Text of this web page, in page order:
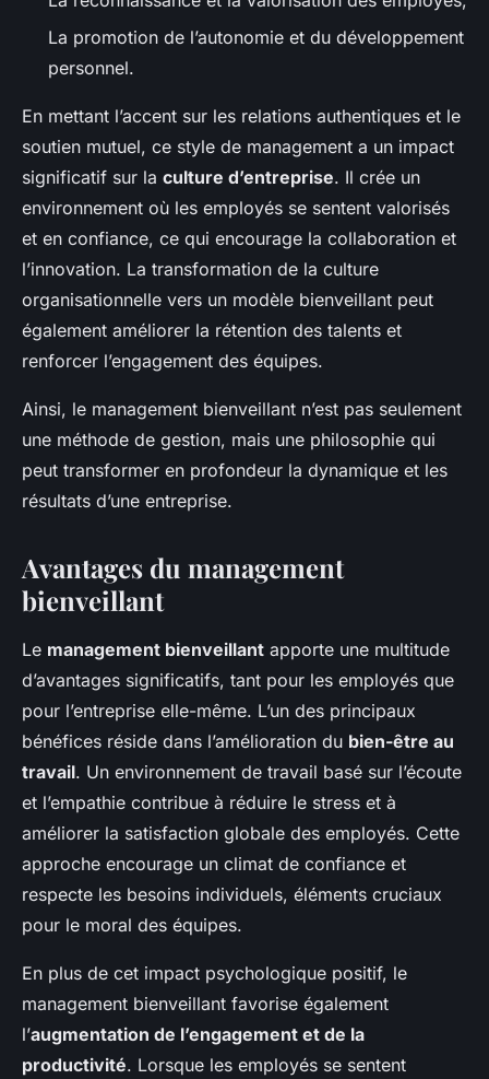
La promotion de l’autonomie et du développement
personnel.
En mettant l’accent sur les relations authentiques et le
soutien mutuel, ce style de management a un impact
significatif sur la culture d’entreprise. Il crée un
environnement où les employés se sentent valorisés
et en confiance, ce qui encourage la collaboration et
l’innovation. La transformation de la culture
organisationnelle vers un modèle bienveillant peut
également améliorer la rétention des talents et
renforcer l’engagement des équipes.
Ainsi, le management bienveillant n’est pas seulement
une méthode de gestion, mais une philosophie qui
peut transformer en profondeur la dynamique et les
résultats d’une entreprise.
Avantages du management
bienveillant
Le management bienveillant apporte une multitude
d’avantages significatifs, tant pour les employés que
pour l’entreprise elle-même. L’un des principaux
bénéfices réside dans l’amélioration du bien-être au
travail. Un environnement de travail basé sur l’écoute
et l’empathie contribue à réduire le stress et à
améliorer la satisfaction globale des employés. Cette
approche encourage un climat de confiance et
respecte les besoins individuels, éléments cruciaux
pour le moral des équipes.
En plus de cet impact psychologique positif, le
management bienveillant favorise également
l’augmentation de l’engagement et de la
productivité. Lorsque les employés se sentent